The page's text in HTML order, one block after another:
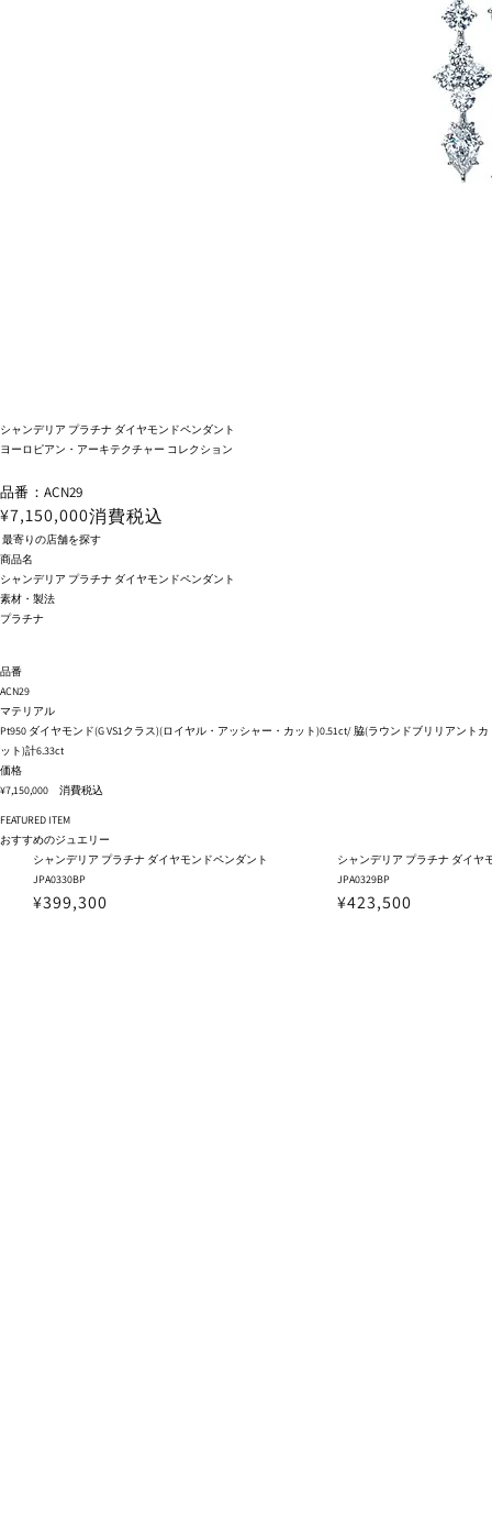
シャンデリア プラチナ ダイヤモンドペンダント
ヨーロピアン・アーキテクチャー コレクション
品番：ACN29
¥7,150,000消費税込
最寄りの店舗を探す
商品名
シャンデリア プラチナ ダイヤモンドペンダント
素材・製法
プラチナ
品番
ACN29
マテリアル
Pt950 ダイヤモンド(G VS1クラス)(ロイヤル・アッシャー・カット)0.51ct/ 脇(ラウンドブリリアントカ
ット)計6.33ct
価格
¥7,150,000 消費税込
FEATURED ITEM
おすすめのジュエリー
シャンデリア プラチナ ダイヤモンドペンダント
JPA0330BP
¥399,300
シャンデリア プラチナ ダイヤ
JPA0329BP
¥423,500